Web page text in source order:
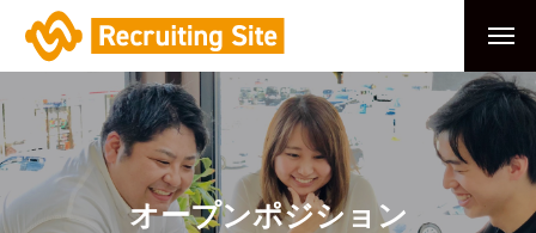
オープンポジション